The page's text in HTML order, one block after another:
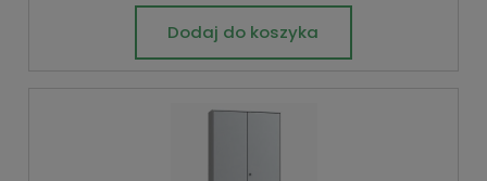
Dodaj do koszyka